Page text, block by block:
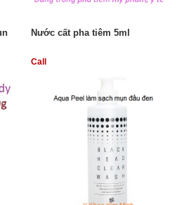
Nước cất pha tiêm 5ml
Call